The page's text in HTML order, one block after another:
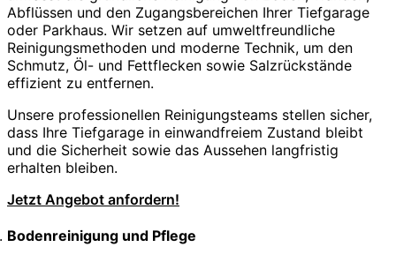
Abflüssen und den Zugangsbereichen Ihrer Tiefgarage
oder Parkhaus. Wir setzen auf umweltfreundliche
Reinigungsmethoden und moderne Technik, um den
Schmutz, Öl- und Fettflecken sowie Salzrückstände
effizient zu entfernen.
Unsere professionellen Reinigungsteams stellen sicher,
dass Ihre Tiefgarage in einwandfreiem Zustand bleibt
und die Sicherheit sowie das Aussehen langfristig
erhalten bleiben.
Jetzt Angebot anfordern!
Bodenreinigung und Pflege